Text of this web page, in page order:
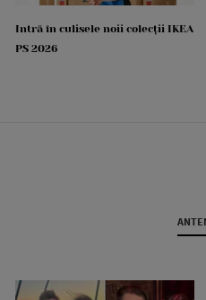
Intră în culisele noii colecții IKEA
PS 2026